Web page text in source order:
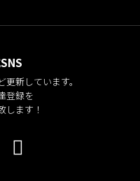
新しています。
登録を
します！